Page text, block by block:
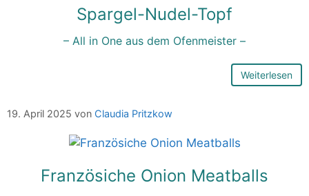
Spargel-Nudel-Topf
– All in One aus dem Ofenmeister –
Weiterlesen
19. April 2025 von Claudia Pritzkow
Französiche Onion Meatballs